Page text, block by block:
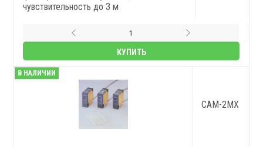
чувствительность до 3 м
КУПИТЬ
В НАЛИЧИИ
CAM-2MX